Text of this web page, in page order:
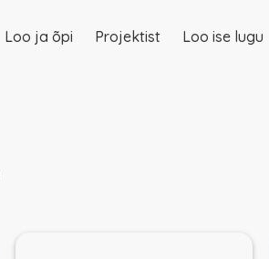
Loo ja õpi Projektist Loo ise lugu